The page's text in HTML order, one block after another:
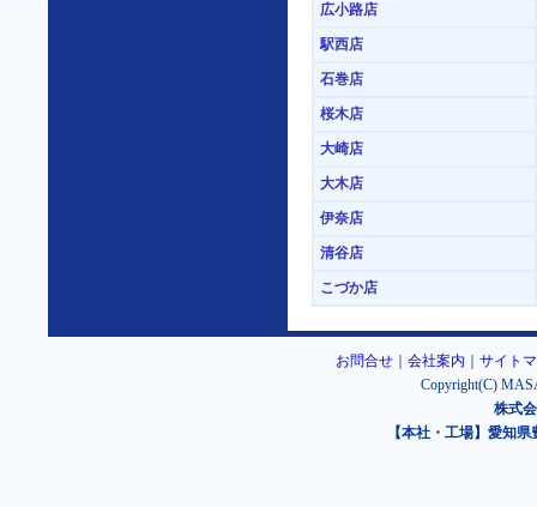
広小路店
駅西店
石巻店
桜木店
大崎店
大木店
伊奈店
清谷店
こづか店
お問合せ 会社案内
サイト
Copyright(C)
株式
【本社・工場】愛知